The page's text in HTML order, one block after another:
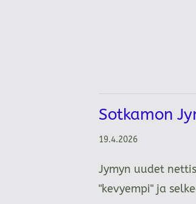
Sotkamon
19.4.2026
Jymyn uudet
"kevyempi" ja